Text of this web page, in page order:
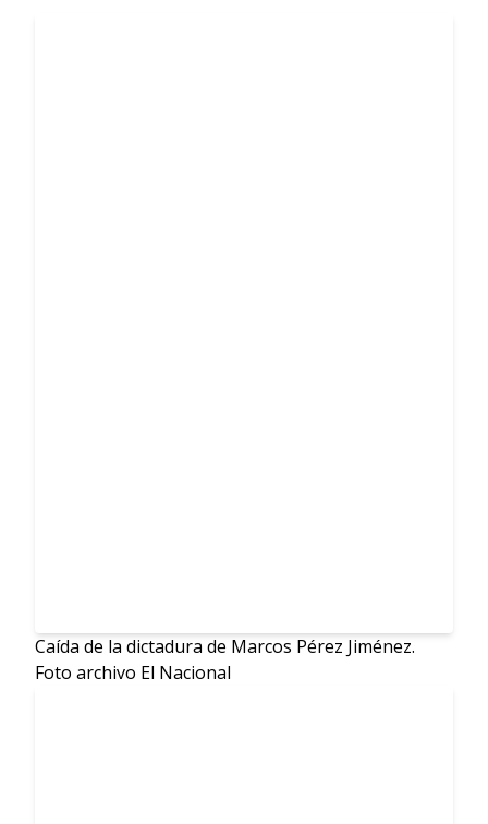
Caída de la dictadura de Marcos Pérez Jiménez.
Foto archivo El Nacional